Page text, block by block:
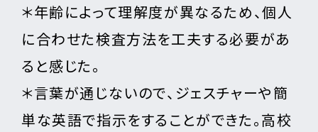
＊年齢によって理解度が異なるため、個人
に合わせた検査方法を工夫する必要があ
ると感じた。
＊言葉が通じないので、ジェスチャーや簡
単な英語で指示をすることができた。高校